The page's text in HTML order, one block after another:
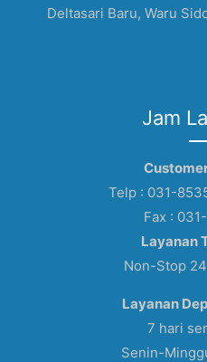
Deltasari Baru, Waru
Jam
Telp : 031-
Fax :
Layanan
Non-Stop
Layanan
7 hari
Senin-